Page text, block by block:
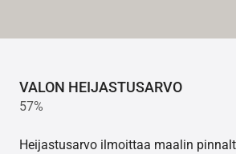
VALON HEIJASTUSARVO
57%
Heijastusarvo ilmoittaa maalin